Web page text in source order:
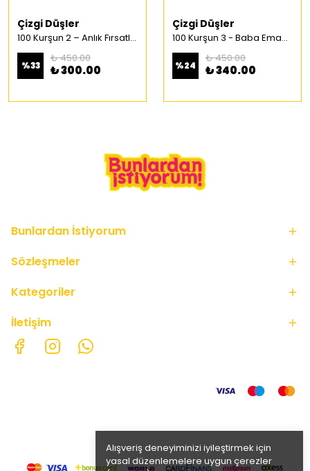
Alışveriş deneyiminizi iyileştirmek için
yasal düzenlemelere uygun çerezler
Çizgi Düşler
100 Kurşun 2 – Anlık Fırsatlar Türkçe Çizgi Roman
%33
₺ 450.00
₺ 300.00
Çizgi Düşler
100 Kurşun 3 - Baba Emaneti Türkçe Çizgi Roman
%24
₺ 450.00
₺ 340.00
Bunlardan İstiyorum
Sözleşmeler
Kategoriler
İletişim